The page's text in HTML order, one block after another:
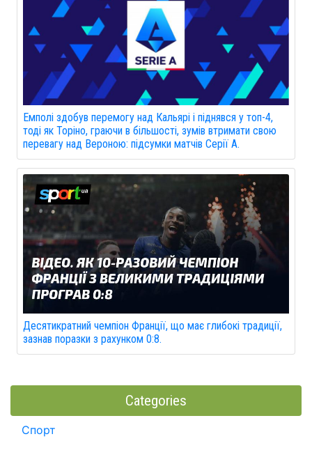
Емполі здобув перемогу над Кальярі і піднявся у топ-4,
тоді як Торіно, граючи в більшості, зумів втримати свою
перевагу над Вероною: підсумки матчів Серії А.
Десятикратний чемпіон Франції, що має глибокі традиції,
зазнав поразки з рахунком 0:8.
Categories
Спорт